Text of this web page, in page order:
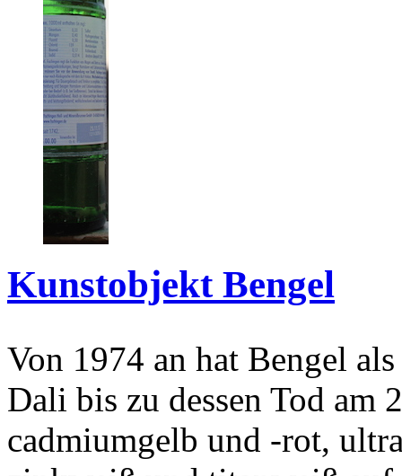
Kunstobjekt Bengel
Von 1974 an hat Bengel
Dali bis zu dessen Tod am
cadmiumgelb und -rot,